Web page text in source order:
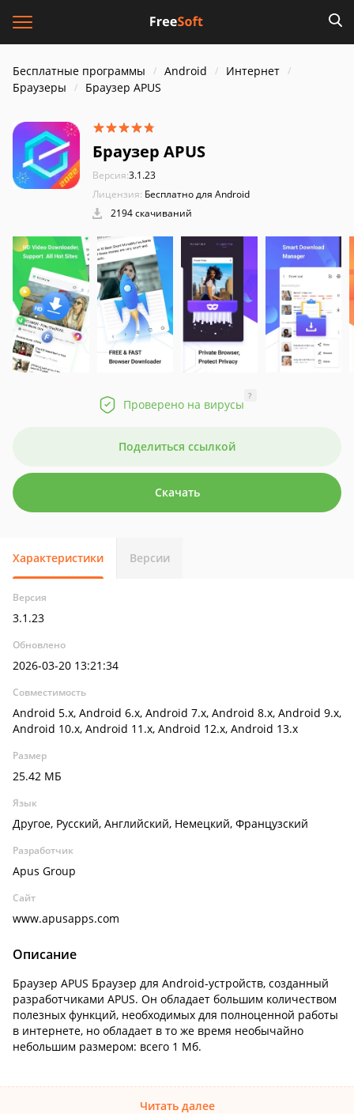
Бесплатные программы Android
Интернет
Браузеры
Браузер APUS
Браузер APUS
Версия:3.1.23
Лицензия: Бесплатно для Android
2194 скачиваний
Проверено на вирусы
?
Поделиться ссылкой
Скачать
Характеристики Версии
Версия
3.1.23
Обновлено
2026-03-20 13:21:34
Совместимость
Android 5.x, Android 6.x, Android 7.x, Android 8.x, Android 9.x,
Android 10.x, Android 11.x, Android 12.x, Android 13.x
Размер
25.42 МБ
Язык
Другое, Русский, Английский, Немецкий, Французский
Разработчик
Apus Group
Сайт
www.apusapps.com
Описание
Браузер APUS Браузер для Android-устройств, созданный
разработчиками APUS. Он обладает большим количеством
полезных функций, необходимых для полноценной работы
в интернете, но обладает в то же время необычайно
небольшим размером: всего 1 Мб.
Читать далее